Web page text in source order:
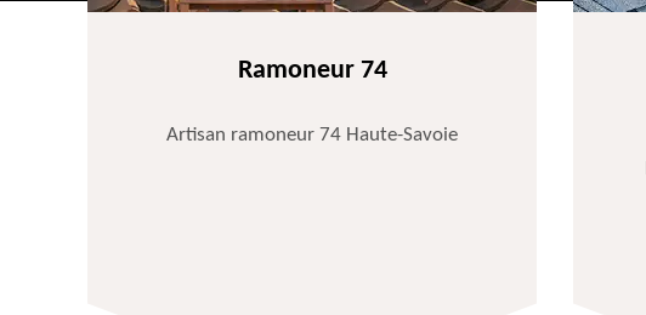
Ramoneur 74
Artisan ramoneur 74 Haute-Savoie